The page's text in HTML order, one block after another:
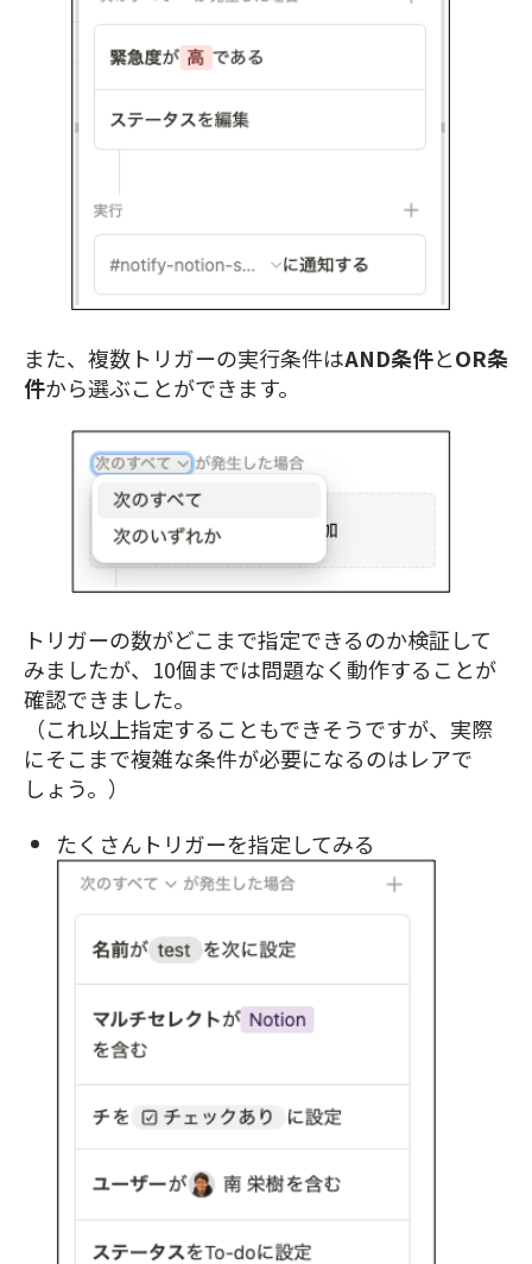
また、複数トリガーの実行条件はAND条件とOR条
件から選ぶことができます。
トリガーの数がどこまで指定できるのか検証して
みましたが、10個までは問題なく動作することが
確認できました。
（これ以上指定することもできそうですが、実際
にそこまで複雑な条件が必要になるのはレアで
しょう。）
たくさんトリガーを指定してみる